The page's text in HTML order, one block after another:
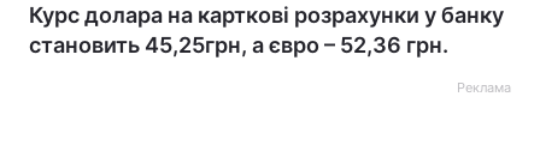
Курс долара на карткові розрахунки у банку
становить 45,25грн, а євро – 52,36 грн.
Реклама